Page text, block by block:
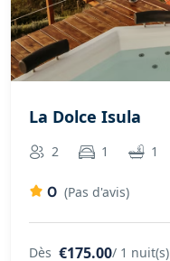
La Dolce Isula
2 1 1
0 (Pas d'avis)
Dès €175.00/ 1 nuit(s)